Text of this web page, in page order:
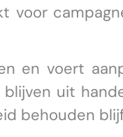
voor
en voert
uit
behouden